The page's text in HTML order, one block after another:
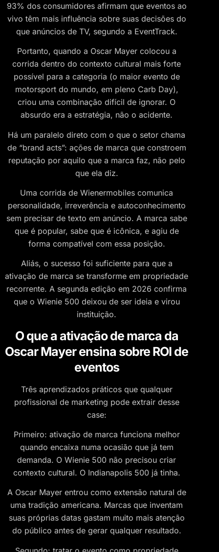
93% dos consumidores afirmam que eventos ao
vivo têm mais influência sobre suas decisões do
que anúncios de TV, segundo a EventTrack.
Portanto, quando a Oscar Mayer colocou a
corrida dentro do contexto cultural mais forte
possível para a categoria (o maior evento de
motorsport do mundo, em pleno Carb Day),
criou uma combinação difícil de ignorar. O
absurdo era a estratégia, não o acidente.
Há um paralelo direto com o que o setor chama
de “brand acts”: ações de marca que constroem
reputação por aquilo que a marca faz, não pelo
que ela diz.
Uma corrida de Wienermobiles comunica
personalidade, irreverência e autoconhecimento
sem precisar de texto em anúncio. A marca sabe
que é popular, sabe que é icônica, e agiu de
forma compatível com essa posição.
Aliás, o sucesso foi suficiente para que a
ativação de marca se transforme em propriedade
recorrente. A segunda edição em 2026 confirma
que o Wienie 500 deixou de ser ideia e virou
instituição.
O que a ativação de marca da
Oscar Mayer ensina sobre ROI de
eventos
Três aprendizados práticos que qualquer
profissional de marketing pode extrair desse
case:
Primeiro: ativação de marca funciona melhor
quando encaixa numa ocasião que já tem
demanda. O Wienie 500 não precisou criar
contexto cultural. O Indianapolis 500 já tinha.
A Oscar Mayer entrou como extensão natural de
uma tradição americana. Marcas que inventam
suas próprias datas gastam muito mais atenção
do público antes de gerar qualquer resultado.